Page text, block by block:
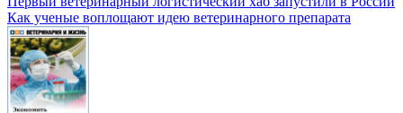
Как ученые воплощают идею ветеринарного препарата